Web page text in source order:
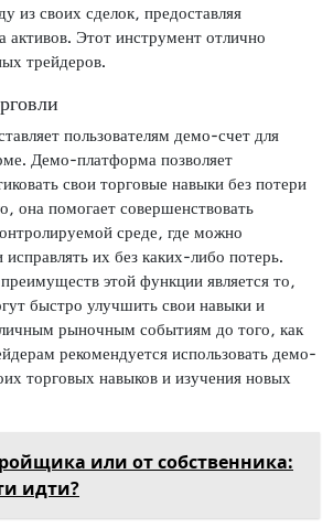
из своих сделок, предоставляя
активов. Этот инструмент отлично
трейдеров.
пользователям демо-счет для
Демо-платформа позволяет
свои торговые навыки без потери
она помогает совершенствовать
среде, где можно
их без каких-либо потерь.
этой функции является то,
быстро улучшить свои навыки и
рыночным событиям до того, как
рекомендуется использовать демо-
торговых навыков и изучения новых
или от собственника:
идти?